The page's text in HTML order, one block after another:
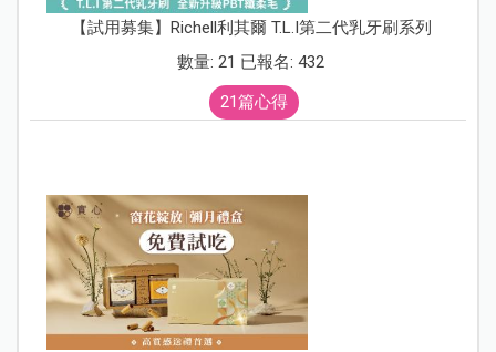
【試用募集】Richell利其爾 T.L.I第二代乳牙刷系列
數量: 21 已報名: 432
21篇心得